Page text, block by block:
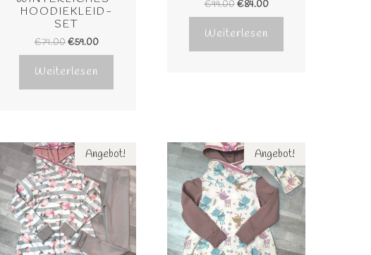
HOODIEKLEID-
SET
€74.00€59.00
Weiterlesen
€99.00 €84.00
Weiterlesen
Angebot! Angebot!